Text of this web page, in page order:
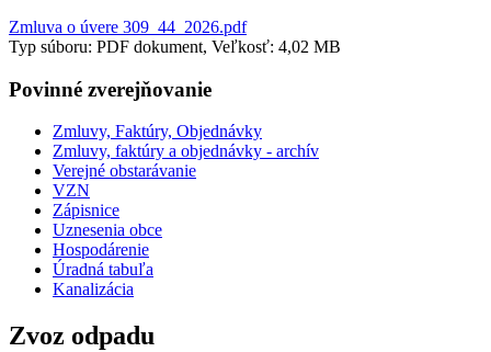
Zmluva o úvere 309_44_2026.pdf
Typ súboru: PDF dokument, Veľkosť: 4,02 MB
Povinné zverejňovanie
Zmluvy, Faktúry, Objednávky
Zmluvy, faktúry a objednávky - archív
Verejné obstarávanie
VZN
Zápisnice
Uznesenia obce
Hospodárenie
Úradná tabuľa
Kanalizácia
Zvoz odpadu